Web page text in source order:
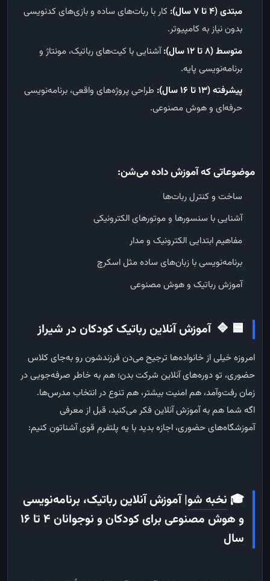
مبتدی (۴ تا ۷ سال) : کار با ربات‌های ساده و بازی‌های کدنویسی
بدون نیاز به کامپیوتر.
متوسط (۸ تا ۱۲ سال)
:آشنایی با کیت‌های رباتیک، مونتاژ و
برنامه‌نویسی پایه.
پیشرفته (۱۳ تا ۱۶ سال)
: طراحی پروژه‌های واقعی، برنامه‌نویسی
حرفه‌ای و هوش مصنوعی.
موضوعاتی که آموزش داده می‌شن:
ساخت و کنترل ربات‌ها
آشنایی با سنسورها و موتورهای الکترونیکی
مفاهیم ابتدایی الکترونیک و مدار
برنامه‌نویسی با زبان‌های ساده مثل اسکرچ
آموزش رباتیک و هوش مصنوعی
🟦
🔷 آموزش آنلاین رباتیک کودکان در شیراز
امروزه خیلی از خانواده‌ها ترجیح می‌دن فرزندشون رو به‌جای کلاس
حضوری، تو دوره‌های آنلاین شرکت بدن؛ هم به خاطر صرفه‌جویی در
زمان رفت‌وآمد، هم امنیت بیشتر، هم تنوع در انتخاب مدرس‌ها.
اگه شما هم به آموزش آنلاین فکر می‌کنید، قبل از معرفی
آموزشگاه‌های حضوری، اجازه بدید با یه پلتفرم قوی آشناتون کنیم:
🎓 نخبه شو| آموزش آنلاین رباتیک، برنامه‌نویسی
و هوش مصنوعی برای کودکان و نوجوانان ۴ تا ۱۶
سال